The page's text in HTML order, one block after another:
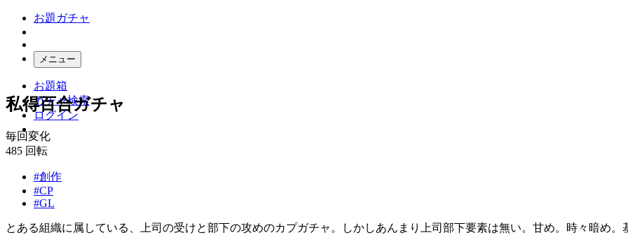
お題ガチャ
メニュー
お題箱
ガチャ検索
ログイン
私得百合ガチャ
毎回変化
485 回転
#創作
#CP
#GL
とある組織に属している、上司の受けと部下の攻めのカプガチャ。しかしあんまり上司部下要素は無い。甘め。時々暗め。